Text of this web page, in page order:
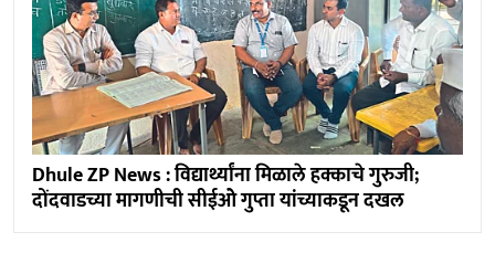
Dhule ZP News : विद्यार्थ्यांना मिळाले हक्काचे गुरुजी;
दोंदवाडच्या मागणीची सीईओे गुप्ता यांच्याकडून दखल